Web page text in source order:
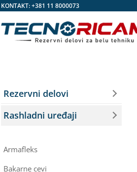
KONTAKT:+381 11 8000073
Rezervni delovi
Rashladni uređaji
Armafleks
Bakarne cevi